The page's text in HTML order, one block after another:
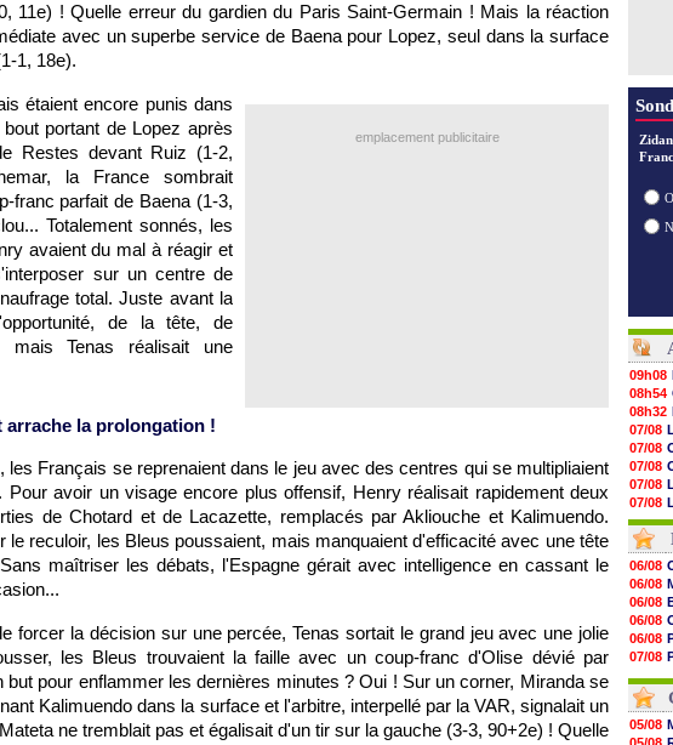
11e) ! Quelle erreur du gardien du Paris Saint-Germain ! Mais la réaction
avec un superbe service de Baena pour Lopez, seul dans la surface
1, 18e).
emplacement publicitaire
étaient encore punis dans
portant de Lopez après
Restes devant Ruiz (1-2,
la France sombrait
franc parfait de Baena (1-3,
Totalement sonnés, les
avaient du mal à réagir et
sur un centre de
total. Juste avant la
de la tête, de
mais Tenas réalisait une
arrache la prolongation !
les Français se reprenaient dans le jeu avec des centres qui se multipliaient
Pour avoir un visage encore plus offensif, Henry réalisait rapidement deux
de Chotard et de Lacazette, remplacés par Akliouche et Kalimuendo.
le reculoir, les Bleus poussaient, mais manquaient d'efficacité avec une tête
maîtriser les débats, l'Espagne gérait avec intelligence en cassant le
forcer la décision sur une percée, Tenas sortait le grand jeu avec une jolie
les Bleus trouvaient la faille avec un coup-franc d'Olise dévié par
but pour enflammer les dernières minutes ? Oui ! Sur un corner, Miranda se
Kalimuendo dans la surface et l'arbitre, interpellé par la VAR, signalait un
ne tremblait pas et égalisait d'un tir sur la gauche (3-3, 90+2e) ! Quelle
09h08
08h54
08h32
07/08
07/08
07/08
07/08
07/08
07/08
07/08
07/08
07/08
07/08
07/08
07/08
07/08
07/08
07/08
07/08
07/08
07/08
06/08
06/08
06/08
06/08
06/08
07/08
07/08
05/08